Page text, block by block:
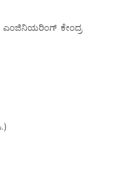
ಎಂಜಿನಿಯರಿಂಗ್ ಕೇಂದ್ರ